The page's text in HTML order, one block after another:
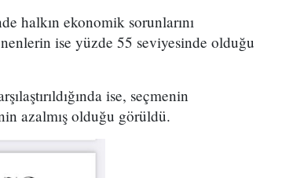
halkın ekonomik sorunlarını
ise yüzde 55 seviyesinde olduğu
ise, seçmenin
azalmış olduğu görüldü.